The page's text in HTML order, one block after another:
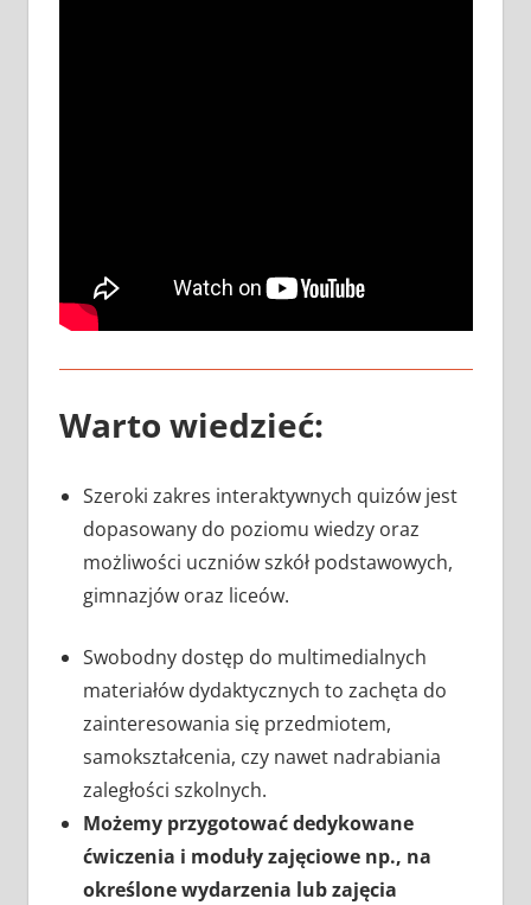
Warto wiedzieć:
Szeroki zakres interaktywnych quizów jest
dopasowany do poziomu wiedzy oraz
możliwości uczniów szkół podstawowych,
gimnazjów oraz liceów.
Swobodny dostęp do multimedialnych
materiałów dydaktycznych to zachęta do
zainteresowania się przedmiotem,
samokształcenia, czy nawet nadrabiania
zaległości szkolnych.
Możemy przygotować dedykowane
ćwiczenia i moduły zajęciowe np., na
określone wydarzenia lub zajęcia